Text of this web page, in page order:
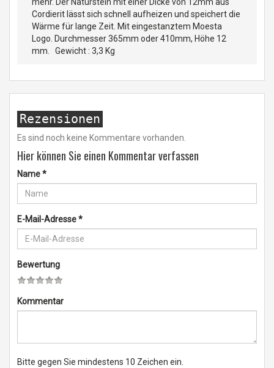
Cordierit lässt sich schnell aufheizen und speichert die
Wärme für lange Zeit. Mit eingestanztem Moesta
Logo. Durchmesser 365mm oder 410mm, Höhe 12
mm. Gewicht : 3,3 Kg
Rezensionen
Es sind noch keine Kommentare vorhanden.
Hier können Sie einen Kommentar verfassen
Name*
E-Mail-Adresse*
Bewertung
Kommentar
Bitte gegen Sie mindestens 10 Zeichen ein.